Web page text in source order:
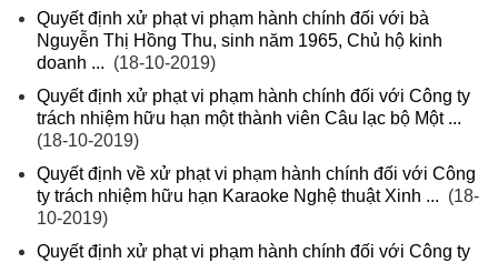
Quyết định xử phạt vi phạm hành chính đối với bà
Nguyễn Thị Hồng Thu, sinh năm 1965, Chủ hộ kinh
doanh ... (18-10-2019)
Quyết định xử phạt vi phạm hành chính đối với Công ty
trách nhiệm hữu hạn một thành viên Câu lạc bộ Một ...
(18-10-2019)
Quyết định về xử phạt vi phạm hành chính đối với Công
ty trách nhiệm hữu hạn Karaoke Nghệ thuật Xinh ... (18-
10-2019)
Quyết định xử phạt vi phạm hành chính đối với Công ty